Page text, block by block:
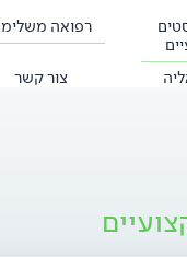
רפואה
צור קשר